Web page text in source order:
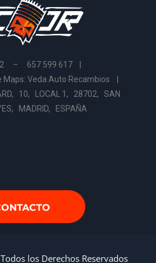
– 657 599 617 |
Maps: Veda Auto Recambios
10, LOCAL 1, 28702, SAN
MADRID, ESPAÑA
los Derechos Reservados